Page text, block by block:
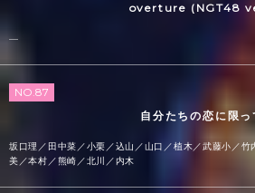
overture (NGT48
—
NO.87
自分たちの恋に限っ
坂口理／田中菜／小栗／込山／山口／植木／武藤小／竹
美／本村／熊崎／北川／内木